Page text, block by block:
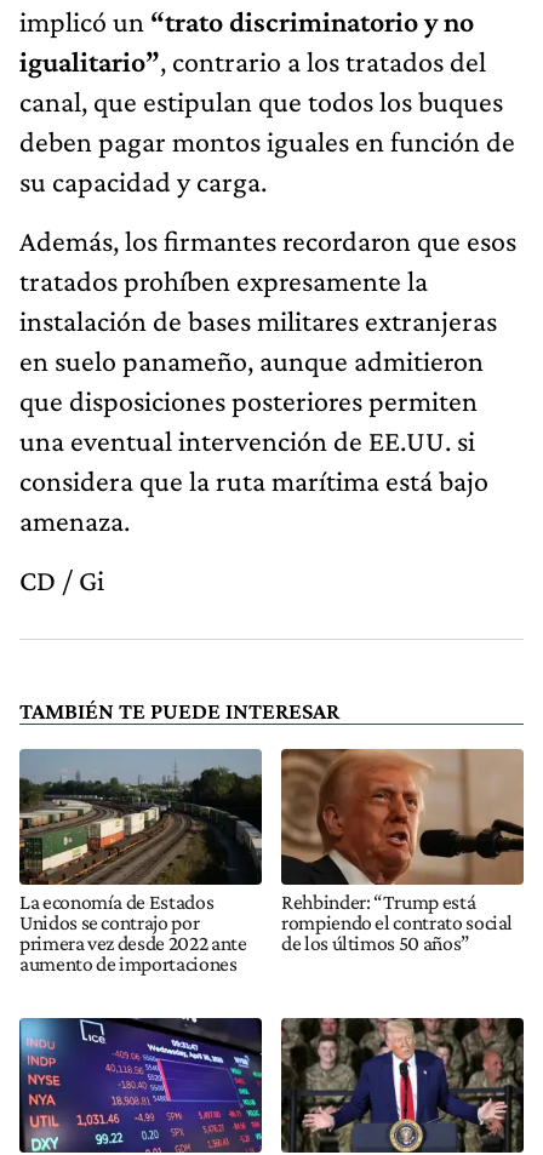
implicó un “trato discriminatorio y no
igualitario”, contrario a los tratados del
canal, que estipulan que todos los buques
deben pagar montos iguales en función de
su capacidad y carga.
Además, los firmantes recordaron que esos
tratados prohíben expresamente la
instalación de bases militares extranjeras
en suelo panameño, aunque admitieron
que disposiciones posteriores permiten
una eventual intervención de EE.UU. si
considera que la ruta marítima está bajo
amenaza.
CD / Gi
TAMBIÉN TE PUEDE INTERESAR
La economía de Estados
Unidos se contrajo por
primera vez desde 2022 ante
aumento de importaciones
Rehbinder: “Trump está
rompiendo el contrato social
de los últimos 50 años”